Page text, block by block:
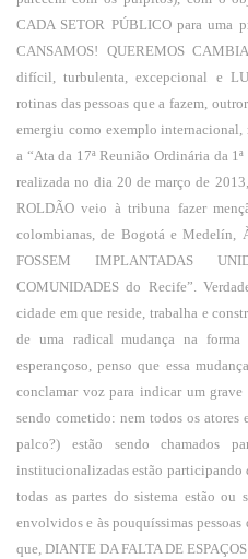
CADA SETOR PÚBLICO para uma
CANSAMOS! QUEREMOS
difícil, turbulenta, excepcional e
rotinas das pessoas que a fazem,
emergiu como exemplo
a “Ata da 17ª Reunião Ordinária da
realizada no dia 20 de março de
ROLDÃO veio à tribuna fazer
colombianas, de Bogotá e Medelín,
FOSSEM IMPLANTADAS
COMUNIDADES do Recife”.
cidade em que reside, trabalha e
de uma radical mudança na
esperançoso, penso que essa
conclamar voz para indicar um
sendo cometido: nem todos os atores
palco?) estão sendo chamados
institucionalizadas estão participando
todas as partes do sistema estão ou
envolvidos e às pouquíssimas pessoas
que, DIANTE DA FALTA DE